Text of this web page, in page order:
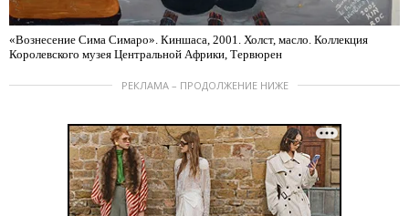
«Вознесение Сима Симаро». Киншаса, 2001. Холст, масло. Коллекция
Королевского музея Центральной Африки, Тервюрен
РЕКЛАМА – ПРОДОЛЖЕНИЕ НИЖЕ